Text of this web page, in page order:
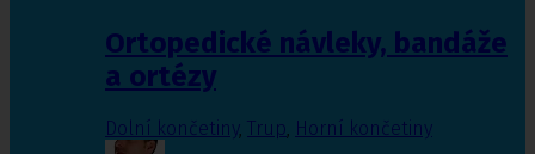
Ortopedické návleky, bandáže
a ortézy
Dolní končetiny, Trup, Horní končetiny